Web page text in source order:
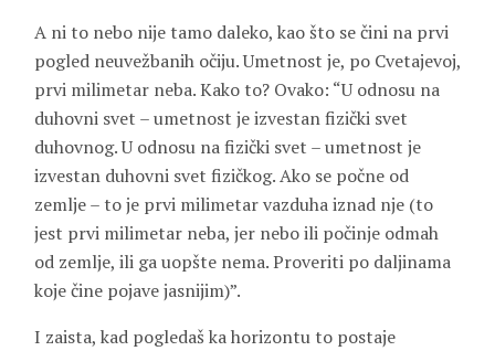
A ni to nebo nije tamo daleko, kao što se čini na prvi
pogled neuvežbanih očiju. Umetnost je, po Cvetajevoj,
prvi milimetar neba. Kako to? Ovako: “U odnosu na
duhovni svet – umetnost je izvestan fizički svet
duhovnog. U odnosu na fizički svet – umetnost je
izvestan duhovni svet fizičkog. Ako se počne od
zemlje – to je prvi milimetar vazduha iznad nje (to
jest prvi milimetar neba, jer nebo ili počinje odmah
od zemlje, ili ga uopšte nema. Proveriti po daljinama
koje čine pojave jasnijim)”.
I zaista, kad pogledaš ka horizontu to postaje